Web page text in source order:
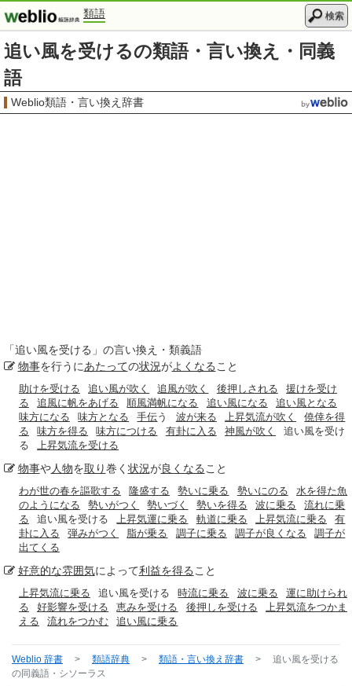
類語 検索
追い風を受けるの類語・言い換え・同義
語
Weblio類語・言い換え辞書
「追い風を受ける 」の言い換え・類義語
物事を行うにあたっての状況がよくなる こと
助けを受ける 追い風が吹く 追風が吹く 後押しされる
援けを受け
る
追風に帆をあげる 順風満帆になる 追い風になる
追い風となる
味方になる
味方となる 手伝う 波が来る 上昇気流が吹く
僥倖を得
る
味方を得る 味方につける 有卦に入る 神風が吹く
追い風を受け
る
上昇気流を受ける
物事や人物を取り巻く 状況が良くなる こと
わが世の春を謳歌する 隆盛する 勢いに乗る 勢いにのる
水を得た魚
のようになる
勢いがつく 勢いづく 勢いを得る 波に乗る
流れに乗
る
追い風を受ける 上昇気運に乗る 軌道に乗る 上昇気流に乗る
有
卦に入る
弾みがつく 脂が乗る 調子に乗る 調子が良くなる
調子が
出てくる
好意的な雰囲気によって利益を得る こと
上昇気流に乗る 追い風を受ける 時流に乗る 波に乗る
運に助けられ
る
好影響を受ける 恵みを受ける 後押しを受ける
上昇気流をつかま
える
流れをつかむ 追い風に乗る
Weblio 辞書 > 類語辞典 > 類語・言い換え辞書 >
追い風を受ける
の同義語・シソーラス